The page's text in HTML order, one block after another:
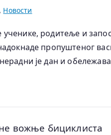
, Новости
родитеље и
пропуштеног
је дан и
вожње бициклиста